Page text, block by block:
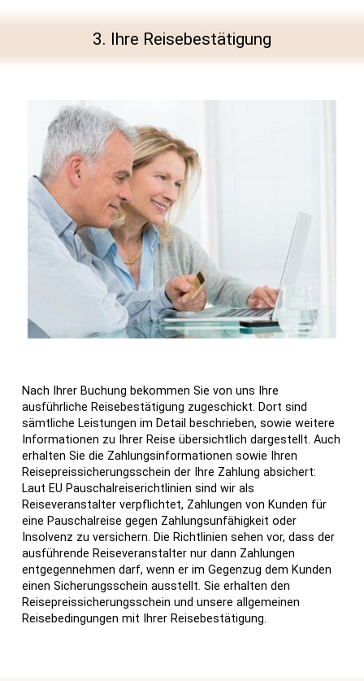
3. Ihre Reisebestätigung
Nach Ihrer Buchung bekommen Sie von uns Ihre
ausführliche Reisebestätigung zugeschickt. Dort sind
sämtliche Leistungen im Detail beschrieben, sowie weitere
Informationen zu Ihrer Reise übersichtlich dargestellt. Auch
erhalten Sie die Zahlungsinformationen sowie Ihren
Reisepreissicherungsschein der Ihre Zahlung absichert:
Laut EU Pauschalreiserichtlinien sind wir als
Reiseveranstalter verpflichtet, Zahlungen von Kunden für
eine Pauschalreise gegen Zahlungsunfähigkeit oder
Insolvenz zu versichern. Die Richtlinien sehen vor, dass der
ausführende Reiseveranstalter nur dann Zahlungen
entgegennehmen darf, wenn er im Gegenzug dem Kunden
einen Sicherungsschein ausstellt. Sie erhalten den
Reisepreissicherungsschein und unsere allgemeinen
Reisebedingungen mit Ihrer Reisebestätigung.